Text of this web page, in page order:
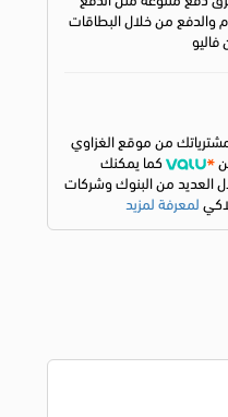
والدفع من خلال البطاقات
فاليو
من موقع الغزاوي
كما يمكنك
العديد من البنوك وشركات
لمعرفة لمزيد